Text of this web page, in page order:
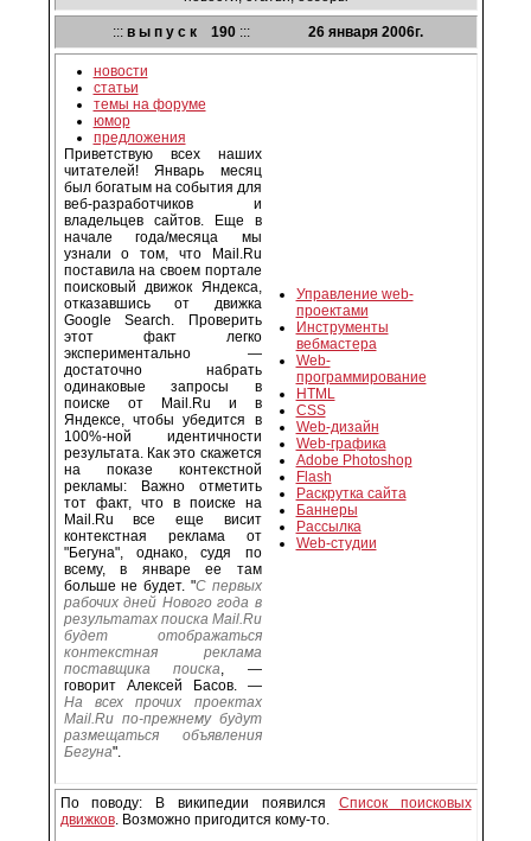
::: в ы п у с к 190 ::: 26 января 2006г.
новости
статьи
темы на форуме
юмор
предложения
Приветствую всех наших
читателей! Январь месяц
был богатым на события для
веб-разработчиков и
владельцев сайтов. Еще в
начале года/месяца мы
узнали о том, что Mail.Ru
поставила на своем портале
поисковый движок Яндекса,
отказавшись от движка
Google Search. Проверить
этот факт легко
экспериментально —
достаточно набрать
одинаковые запросы в
поиске от Mail.Ru и в
Яндексе, чтобы убедится в
100%-ной идентичности
результата. Как это скажется
на показе контекстной
рекламы: Важно отметить
тот факт, что в поиске на
Mail.Ru все еще висит
контекстная реклама от
"Бегуна", однако, судя по
всему, в январе ее там
больше не будет. "С первых
рабочих дней Нового года в
результатах поиска Mail.Ru
будет отображаться
контекстная реклама
поставщика поиска, —
говорит Алексей Басов. —
На всех прочих проектах
Mail.Ru по-прежнему будут
размещаться объявления
Бегуна".
Управление web-
проектами
Инструменты
вебмастера
Web-
программирование
HTML
CSS
Web-дизайн
Web-графика
Adobe Photoshop
Flash
Раскрутка сайта
Баннеры
Рассылка
Web-студии
По поводу: В википедии появился Список поисковых
движков. Возможно пригодится кому-то.